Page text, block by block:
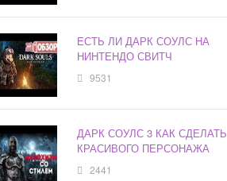
ЕСТЬ ЛИ ДАРК СОУЛС НА
НИНТЕНДО СВИТЧ
9531
ДАРК СОУЛС 3 КАК СДЕЛАТЬ
КРАСИВОГО ПЕРСОНАЖА
2441